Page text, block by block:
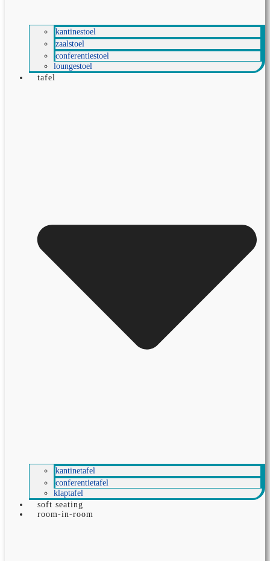
kantinestoel
zaalstoel
conferentiestoel
loungestoel
tafel
kantinetafel
conferentietafel
klaptafel
soft seating
room-in-room